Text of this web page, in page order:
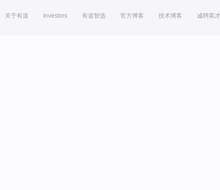
关于有道 Investors 有道智选 官方博客 技术博客 诚聘英才